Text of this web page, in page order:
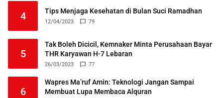
4 Tips Menjaga Kesehatan di Bulan Suci Ramadhan
12/04/2023 79
5
Tak Boleh Dicicil, Kemnaker Minta Perusahaan Bayar
THR Karyawan H-7 Lebaran
26/03/2023 77
6
Wapres Ma’ruf Amin: Teknologi Jangan Sampai
Membuat Lupa Membaca Alquran